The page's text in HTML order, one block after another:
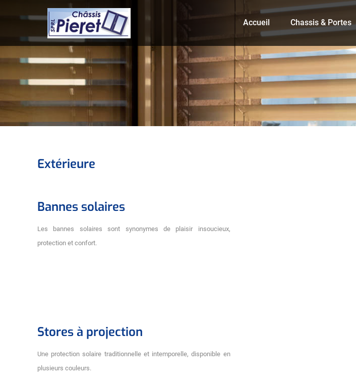
Accueil Chassis & Portes
Extérieure
Bannes solaires
Les bannes solaires sont synonymes de plaisir insoucieux,
protection et confort.
Stores à projection
Une protection solaire traditionnelle et intemporelle, disponible en
plusieurs couleurs.